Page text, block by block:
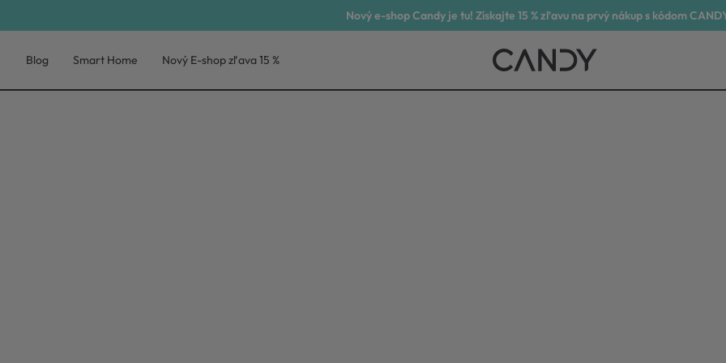
Nový e-shop Candy je tu! Získajte 15 % zľavu na prvý nákup s kódom
Blog Smart Home Nový E-shop zľava 15 %